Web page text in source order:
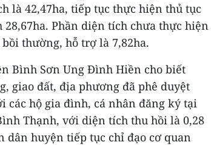
là 42,47ha, tiếp tục thực hiện thủ tục
Phần diện tích chưa thực hiện
thường, hỗ trợ là 7,82ha.
Bình Sơn Ung Đình Hiền cho biết
giao đất, địa phương đã phê duyệt
hộ gia đình, cá nhân đăng ký tại
Thạnh, với diện tích thu hồi là 0,28
dân huyện tiếp tục chỉ đạo cơ quan